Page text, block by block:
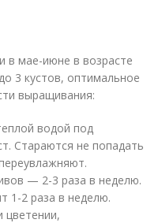
в мае-июне в возрасте
3 кустов, оптимальное
выращивания:
водой под
Стараются не попадать
— 2-3 раза в неделю.
1-2 раза в неделю.
цветении,